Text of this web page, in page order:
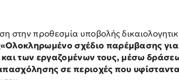
στην προθεσμία υποβολής
«Ολοκληρωμένο σχέδιο παρέμβασης για
των εργαζομένων τους, μέσω
σε περιοχές που